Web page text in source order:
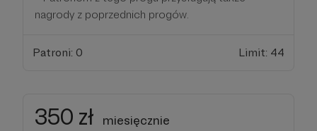
nagrody z poprzednich progów.
Patroni: 0 Limit: 44
350 zł miesięcznie